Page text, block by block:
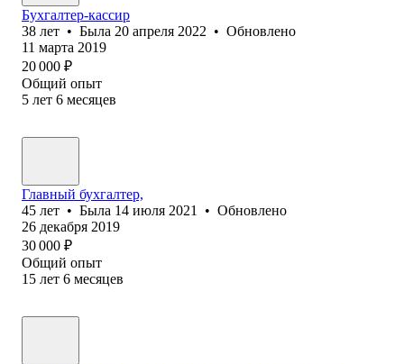
Бухгалтер-кассир
38 лет • Была 20 апреля 2022 • Обновлено
11 марта 2019
20 000 ₽
Общий опыт
5 лет 6 месяцев
Главный бухгалтер,
45 лет • Была 14 июля 2021 • Обновлено
26 декабря 2019
30 000 ₽
Общий опыт
15 лет 6 месяцев